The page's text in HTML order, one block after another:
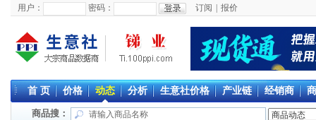
用户： 密码： 订阅 报价
首 页 价格 动态 分析 生意社价格 产业链 经销商
商品搜：